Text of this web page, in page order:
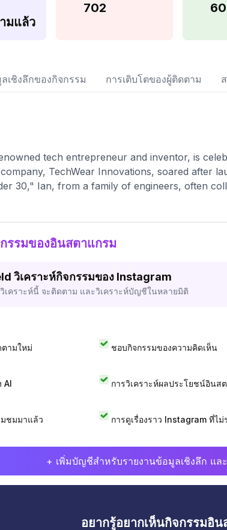
มแล้ว
702
เชิงลึกของกิจกรรม การเติบโตของผู้ติดตาม
tech entrepreneur and inventor, is
TechWear Innovations, soared after
30," Ian, from a family of engineers, often
รรมของอินสตาแกรม
วิเคราะห์กิจกรรมของ Instagram
เคราะห์นี้ จะติดตาม และวิเคราะห์บัญชีในหลายมิติ
ามใหม่ ชอบกิจกรรมของความคิดเห็น
AI การวิเคราะห์ผลประโยชน์อินส
มชมมาแล้ว การดูเรื่องราว Instagram ที่ไ
+ เพิ่มบัญชีสำหรับรายงานข้อมูลเชิงลึก และ
อยากรู้อยากเห็นกิจกรรมอิ